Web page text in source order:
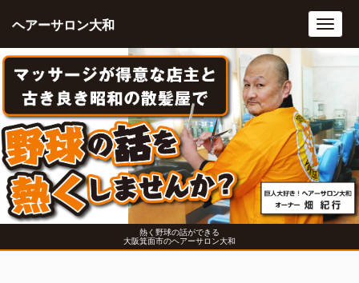
熱く野球の話ができる
大阪箕面市のヘアーサロン大和
ヘアーサロン大和